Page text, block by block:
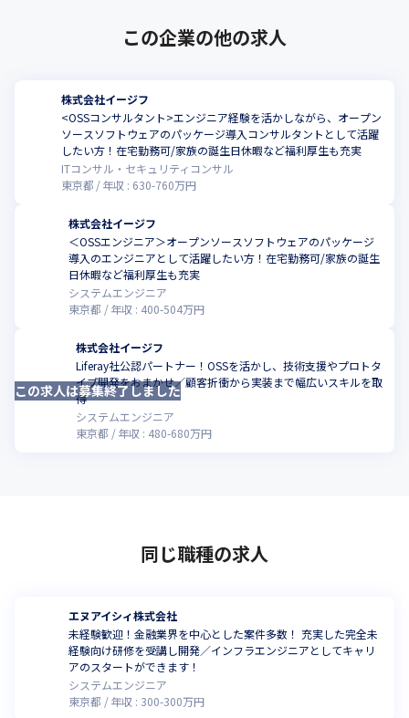
この企業の他の求人
株式会社イージフ
<OSSコンサルタント>エンジニア経験を活かしながら、オープン
ソースソフトウェアのパッケージ導入コンサルタントとして活躍
したい方！在宅勤務可/家族の誕生日休暇など福利厚生も充実
ITコンサル・セキュリティコンサル
東京都
年収 : 630-760万円
株式会社イージフ
＜OSSエンジニア＞オープンソースソフトウェアのパッケージ
導入のエンジニアとして活躍したい方！在宅勤務可/家族の誕生
日休暇など福利厚生も充実
システムエンジニア
東京都
年収 : 400-504万円
株式会社イージフ
Liferay社公認パートナー！OSSを活かし、技術支援やプロトタ
イプ開発をおまかせ／顧客折衝から実装まで幅広いスキルを取
得
システムエンジニア
東京都
年収 : 480-680万円
この求人は募集終了しました
同じ職種の求人
エヌアイシィ株式会社
未経験歓迎！金融業界を中心とした案件多数！ 充実した完全未
経験向け研修を受講し開発／インフラエンジニアとしてキャリ
アのスタートができます！
システムエンジニア
東京都
年収 : 300-300万円